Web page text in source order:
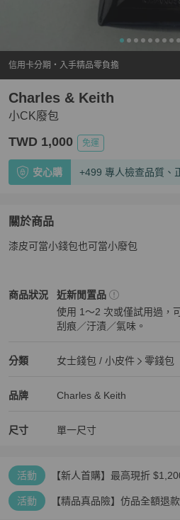
信用卡分期・入手精品零負擔
小CK廢包
Charles & Keith
TWD 1,000 免運
安心購 +499 專人檢查品質、
關於商品
關於小CK廢包商品詳情與購買須知
漆皮可當小錢包也可當小廢包
商品狀況
Charles & Keith女士錢包 / 小皮件
近新閒置品
使用 1～2 次或僅試用過，
刮痕／汙漬／氣味。
分類
Charles & Keith女士錢包 / 小皮件分類
女士錢包 / 小皮件
零錢包
品牌
Charles & Keith精品女士錢包 / 小皮件
Charles & Keith
Charles & Keith推薦清單
尺寸 單一尺寸
活動 【新人首購】最高現折
活動 【精品真品險】仿品全額退